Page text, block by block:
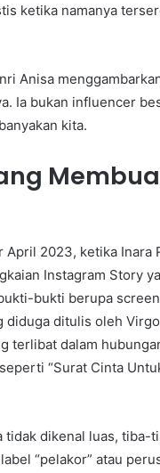
ketika namanya
Anisa
Ia bukan influencer
kita.
April 2023, ketika
Instagram Story
bukti berupa
diduga ditulis oleh
terlibat dalam
“Surat Cinta
dikenal luas, tiba-
“pelakor” atau